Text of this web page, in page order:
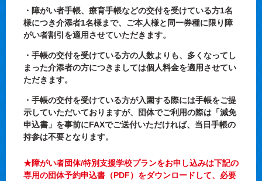
・障がい者手帳、療育手帳などの交付を受けている方1名
様につき介添者1名様まで、ご本人様と同一券種に限り障
がい者割引を適用させていただきます。
・手帳の交付を受けている方の人数よりも、多くなってし
まった介添者の方につきましては個人料金を適用させてい
ただきます。
・手帳の交付を受けている方が入園する際には手帳をご提
示していただいておりますが、団体でご利用の際は「減免
申込書」を事前にFAXでご送付いただければ、当日手帳の
持参は不要となります。
★障がい者団体/特別支援学校プランをお申し込みは下記の
専用の団体予約申込書（PDF）をダウンロードして、必要